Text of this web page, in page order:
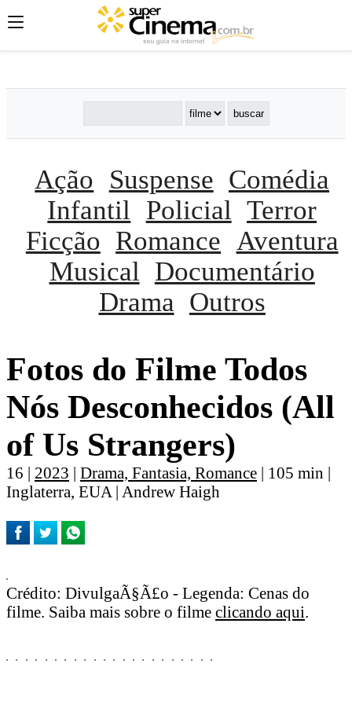
';';
Ação Suspense Comédia
Infantil
Policial Terror
Ficção Romance Aventura
Musical
Documentário
Drama Outros
Fotos do Filme Todos
Nós Desconhecidos (All
of Us Strangers)
16 | 2023 | Drama, Fantasia, Romance | 105 min |
Inglaterra, EUA | Andrew Haigh
Crédito: DivulgaÃ§Ã£o - Legenda: Cenas do
filme. Saiba mais sobre o filme clicando aqui.